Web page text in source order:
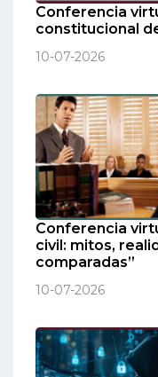
Conferencia
constitucional
10-07-2026
Conferencia
civil: mitos,
comparadas”
10-07-2026